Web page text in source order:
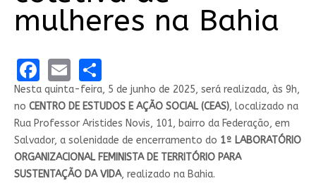
mulheres na Bahia
Facebook
EmailShare
Nesta quinta-feira, 5 de junho de 2025, será realizada, às 9h,
no CENTRO DE ESTUDOS E AÇÃO SOCIAL (CEAS), localizado na
Rua Professor Aristides Novis, 101, bairro da Federação, em
Salvador, a solenidade de encerramento do 1º LABORATÓRIO
ORGANIZACIONAL FEMINISTA DE TERRITÓRIO PARA
SUSTENTAÇÃO DA VIDA, realizado na Bahia.